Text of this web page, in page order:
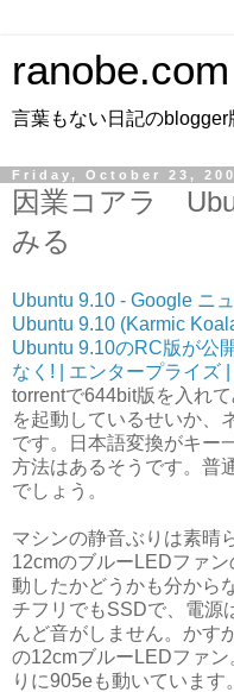
ranobe.com
言葉もない日記のblogger
Friday, October 23,
因業コアラ
みる
Ubuntu 9.10 - Google ニ
Ubuntu 9.10 (Karmic
Ubuntu 9.10のRC版が公
なく! | エンタープライズ
torrentで644bit版を入れ
を起動しているせいか、
です。日本語変換がキー
方法はあるそうです。普
でしょう。
マシンの静音ぶりは素晴
12cmのブルーLEDファ
動したかどうかも分から
チフリでもSSDで、電源
んど音がしません。かす
の12cmブルーLEDファ
りに905eも動いていま